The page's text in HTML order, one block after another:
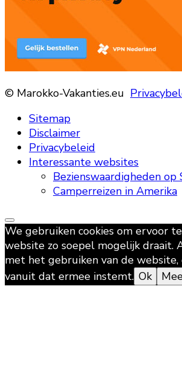
© Marokko-Vakanties.eu
Sitemap
Disclaimer
Privacybeleid
Interessante websites
Bezienswaardigheden op
Camperreizen in Amerika
We gebruiken cookies om ervoor
website zo soepel mogelijk draait.
met het gebruiken van de website,
vanuit dat ermee instemt. Ok